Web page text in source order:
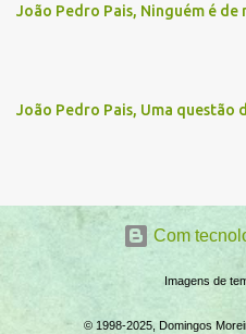
i
João Pedro Pais, Ninguém é de
João Pedro Pais, Uma questão
Com
Imagens de
© 1998-2025, Domingos